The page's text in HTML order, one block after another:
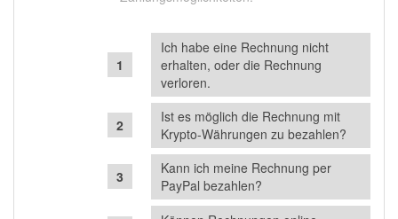
Ich habe eine Rechnung nicht
erhalten, oder die Rechnung
verloren.
Ist es möglich die Rechnung mit
Krypto-Währungen zu bezahlen?
Kann ich meine Rechnung per
PayPal bezahlen?